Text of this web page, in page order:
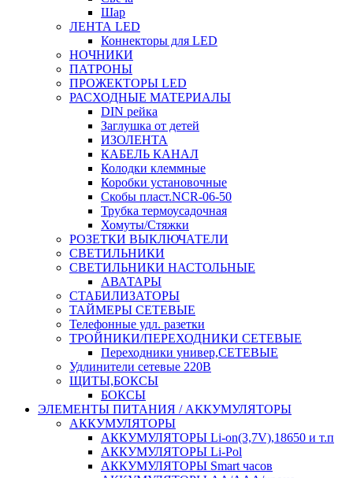
Шар
ЛЕНТА LED
Коннекторы для LED
НОЧНИКИ
ПАТРОНЫ
ПРОЖЕКТОРЫ LED
РАСХОДНЫЕ МАТЕРИАЛЫ
DIN рейка
Заглушка от детей
ИЗОЛЕНТА
КАБЕЛЬ КАНАЛ
Колодки клеммные
Коробки установочные
Скобы пласт.NCR-06-50
Трубка термоусадочная
Хомуты/Стяжки
РОЗЕТКИ ВЫКЛЮЧАТЕЛИ
СВЕТИЛЬНИКИ
СВЕТИЛЬНИКИ НАСТОЛЬНЫЕ
АВАТАРЫ
СТАБИЛИЗАТОРЫ
ТАЙМЕРЫ СЕТЕВЫЕ
Телефонные удл. разетки
ТРОЙНИКИ/ПЕРЕХОДНИКИ СЕТЕВЫЕ
Переходники универ,СЕТЕВЫЕ
Удлинители сетевые 220В
ЩИТЫ,БОКСЫ
БОКСЫ
ЭЛЕМЕНТЫ ПИТАНИЯ / АККУМУЛЯТОРЫ
АККУМУЛЯТОРЫ
АККУМУЛЯТОРЫ Li-on(3,7V),18650 и т.п
АККУМУЛЯТОРЫ Li-Pol
АККУМУЛЯТОРЫ Smart часов